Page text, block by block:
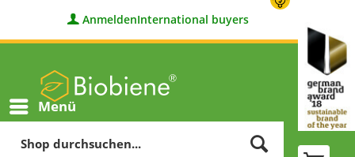
AnmeldenInternational buyers
Menü